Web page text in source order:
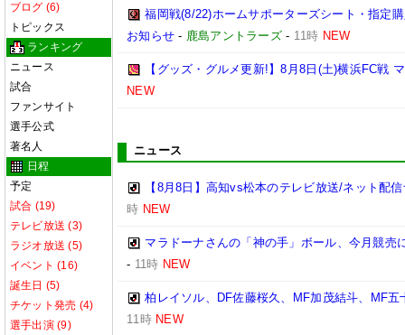
ブログ (6)
トピックス
ランキング
ニュース
試合
ファンサイト
選手公式
著名人
日程
予定
試合 (19)
テレビ放送 (3)
ラジオ放送 (5)
イベント (16)
誕生日 (5)
チケット発売 (4)
選手出演 (9)
福岡戦(8/22)ホームサポーターズシート・指定
お知らせ - 鹿島アントラーズ - 11時 NEW
【グッズ・グルメ更新!】8月8日(土)横浜FC戦
NEW
ニュース
【8月8日】高知vs松本のテレビ放送/ネット配
時 NEW
マラドーナさんの「神の手」ボール、今月競売
- 11時 NEW
柏レイソル、DF佐藤桜久、MF加茂結斗、MF五
11時 NEW